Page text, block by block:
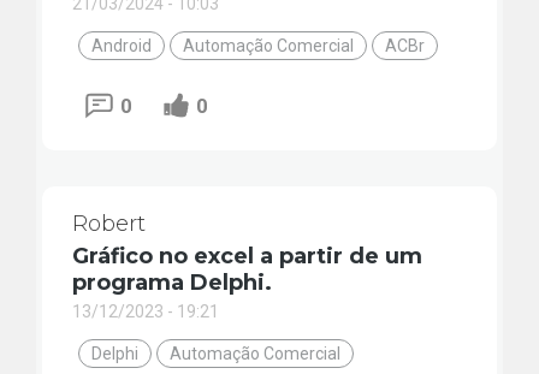
Android Automação Comercial ACBr
0 0
Robert
Gráfico no excel a partir de um
programa Delphi.
13/12/2023 - 19:21
Delphi Automação Comercial